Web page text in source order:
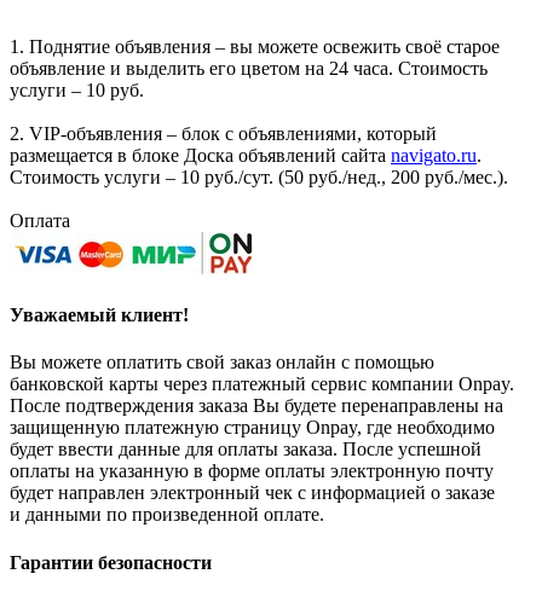
1. Поднятие объявления – вы можете освежить своё старое
объявление и выделить его цветом на 24 часа. Стоимость
услуги – 10 руб.
2. VIP-объявления – блок с объявлениями, который
размещается в блоке Доска объявлений сайта navigato.ru.
Стоимость услуги – 10 руб./сут. (50 руб./нед., 200 руб./мес.).
Оплата
Уважаемый клиент!
Вы можете оплатить свой заказ онлайн с помощью
банковской карты через платежный сервис компании Onpay.
После подтверждения заказа Вы будете перенаправлены на
защищенную платежную страницу Onpay, где необходимо
будет ввести данные для оплаты заказа. После успешной
оплаты на указанную в форме оплаты электронную почту
будет направлен электронный чек с информацией о заказе
и данными по произведенной оплате.
Гарантии безопасности